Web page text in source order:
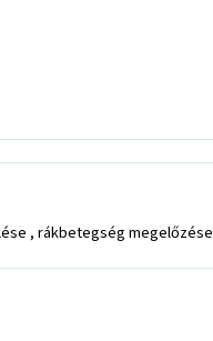
, rákbetegség megelőzése